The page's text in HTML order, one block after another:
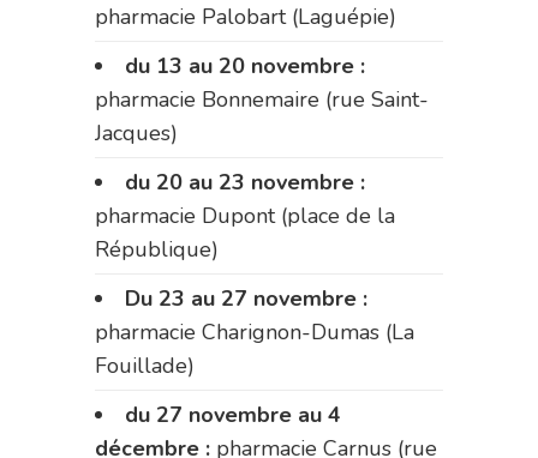
pharmacie Palobart (Laguépie)
du 13 au 20 novembre :
pharmacie Bonnemaire (rue Saint-
Jacques)
du 20 au 23 novembre :
pharmacie Dupont (place de la
République)
Du 23 au 27 novembre :
pharmacie Charignon-Dumas (La
Fouillade)
du 27 novembre au 4
décembre : pharmacie Carnus (rue